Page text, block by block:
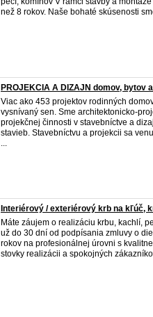
než 8 rokov. Naše bohaté skúsenosti
PROJEKCIA A DIZAJN domov, bytov
Viac ako 453 projektov rodinných
vysnívaný sen. Sme architektonicko-
projekčnej činnosti v stavebníctve a
stavieb. Stavebníctvu a projekcii sa
...
Interiérový / exteriérový krb na kľúč,
Máte záujem o realizáciu krbu, kachlí,
už do 30 dní od podpísania zmluvy o
rokov na profesionálnej úrovni s
stovky realizácii a spokojných